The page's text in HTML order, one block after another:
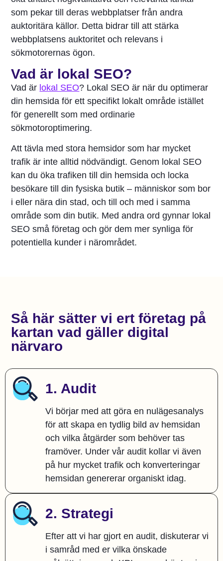
som pekar till deras webbplatser från andra
auktoritära källor. Detta bidrar till att stärka
webbplatsens auktoritet och relevans i
sökmotorernas ögon.
Vad är lokal SEO?
Vad är lokal SEO? Lokal SEO är när du optimerar
din hemsida för ett specifikt lokalt område istället
för generellt som med ordinarie
sökmotoroptimering.
Att tävla med stora hemsidor som har mycket
trafik är inte alltid nödvändigt. Genom lokal SEO
kan du öka trafiken till din hemsida och locka
besökare till din fysiska butik – människor som bor
i eller nära din stad, och till och med i samma
område som din butik. Med andra ord gynnar lokal
SEO små företag och gör dem mer synliga för
potentiella kunder i närområdet.
Så här sätter vi ert företag på
kartan vad gäller digital
närvaro
1. Audit
Vi börjar med att göra en nulägesanalys
för att skapa en tydlig bild av hemsidan
och vilka åtgärder som behöver tas
framöver. Under vår audit kollar vi även
på hur mycket trafik och konverteringar
hemsidan genererar organiskt idag.
2. Strategi
Efter att vi har gjort en audit, diskuterar vi
i samråd med er vilka önskade